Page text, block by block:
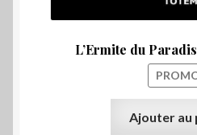
L’Ermite du Paradis
Ajouter au